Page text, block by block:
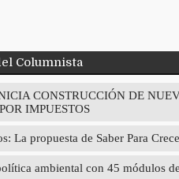
Columnista
CONSTRUCCIÓN DE
IMPUESTOS
La propuesta de Saber Para
ambiental con 45 módulos